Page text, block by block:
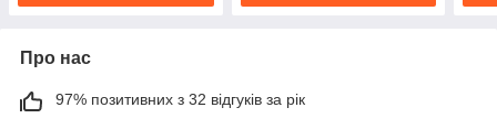
Про нас
97% позитивних з 32 відгуків за рік